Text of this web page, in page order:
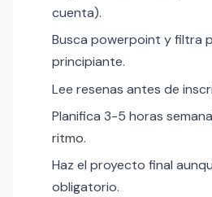
cuenta).
Busca powerpoint y filtra
principiante.
Lee resenas antes de
Planifica 3-5 horas
ritmo.
Haz el proyecto final
obligatorio.